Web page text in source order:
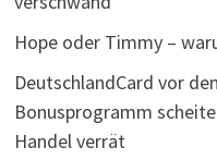
Hope oder Timmy –
DeutschlandCard vor
Bonusprogramm
Handel verrät